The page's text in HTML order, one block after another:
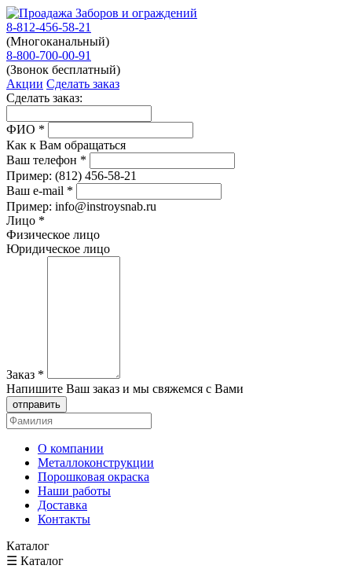
8-812-456-58-21
(Многоканальный)
8-800-700-00-91
(Звонок бесплатный)
Акции Сделать заказ
Сделать заказ:
ФИО *
Как к Вам обращаться
Ваш телефон *
Пример: (812) 456-58-21
Ваш e-mail *
Пример: info@instroysnab.ru
Лицо *
Физическое лицо
Юридическое лицо
Заказ *
Напишите Ваш заказ и мы свяжемся с Вами
отправить
О компании
Металлоконструкции
Порошковая окраска
Наши работы
Доставка
Контакты
Каталог
☰ Каталог